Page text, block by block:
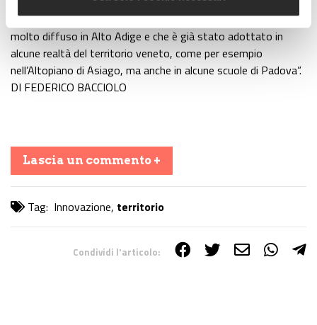
alle abitazioni. È un sistema di derivazione austriaca, già
molto diffuso in Alto Adige e che è già stato adottato in
alcune realtà del territorio veneto, come per esempio
nell’Altopiano di Asiago, ma anche in alcune scuole di Padova”.
DI FEDERICO BACCIOLO
Lascia un commento +
Tag: Innovazione, territorio
Condividi l'articolo: